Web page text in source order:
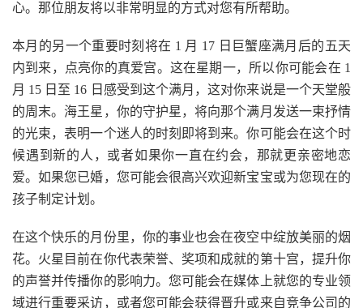
心。那位朋友将以非常明显的方式对您有所帮助。
本月的另一个重要时刻将在 1 月 17 日巨蟹座满月后的五天
内到来，点亮你的真爱宫。这在星期一，所以你可能会在 1
月 15 日至 16 日感受到这个满月，这对你来说是一个天堂般
的周末。海王星，你的守护星，将向那个满月发送一束抒情
的光束，表明一个迷人的时刻即将到来。你可能会在这个时
候遇到新的人，或者如果你一直在约会，那就更亲密地恋
爱。如果您已婚，您可能会很高兴欢迎新宝宝或为您现在的
孩子制定计划。
在这个快乐的月份里，你的事业也会在夜空中绽放美丽的烟
花。火星目前在你代表荣誉、奖项和成就的第十宫，提升你
的声誉并传播你的影响力。您可能会在媒体上就您的专业领
域进行重要采访，或者您可能会获得晋升或来自竞争公司的